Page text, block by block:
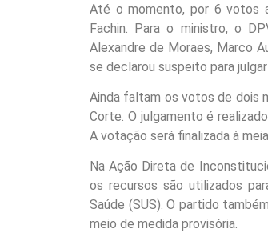
Até o momento, por 6 votos
Fachin. Para o ministro, o
Alexandre de Moraes, Marco
se declarou suspeito para julgar
Ainda faltam os votos de dois
Corte. O julgamento é
A votação será finalizada à
Na Ação Direta de
os recursos são utilizados
Saúde (SUS). O partido
meio de medida provisória.